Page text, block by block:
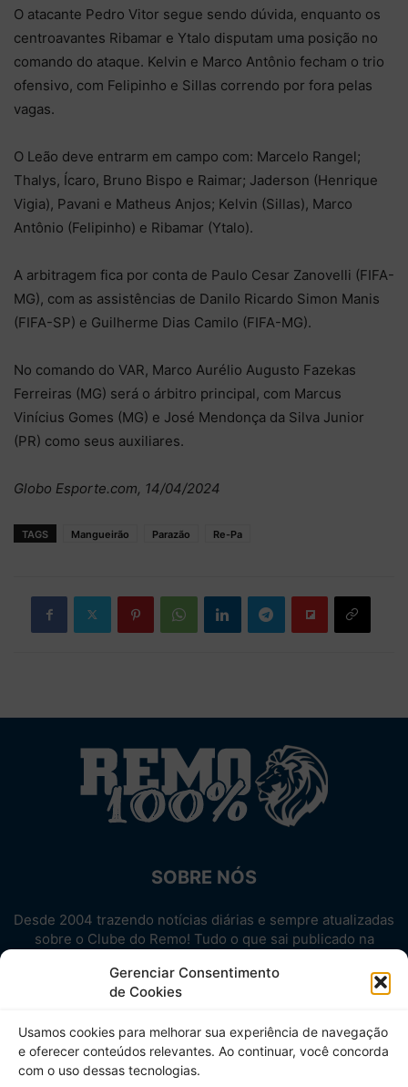
Gerenciar Consentimento
de Cookies
Usamos cookies para melhorar sua experiência de navegação
e oferecer conteúdos relevantes. Ao continuar, você concorda
com o uso dessas tecnologias.
O atacante Pedro Vitor segue sendo dúvida, enquanto os
centroavantes Ribamar e Ytalo disputam uma posição no
comando do ataque. Kelvin e Marco Antônio fecham o trio
ofensivo, com Felipinho e Sillas correndo por fora pelas
vagas.
O Leão deve entrarm em campo com: Marcelo Rangel;
Thalys, Ícaro, Bruno Bispo e Raimar; Jaderson (Henrique
Vigia), Pavani e Matheus Anjos; Kelvin (Sillas), Marco
Antônio (Felipinho) e Ribamar (Ytalo).
A arbitragem fica por conta de Paulo Cesar Zanovelli (FIFA-
MG), com as assistências de Danilo Ricardo Simon Manis
(FIFA-SP) e Guilherme Dias Camilo (FIFA-MG).
No comando do VAR, Marco Aurélio Augusto Fazekas
Ferreiras (MG) será o árbitro principal, com Marcus
Vinícius Gomes (MG) e José Mendonça da Silva Junior
(PR) como seus auxiliares.
Globo Esporte.com, 14/04/2024
TAGS Mangueirão Parazão Re-Pa
SOBRE NÓS
Desde 2004 trazendo notícias diárias e sempre atualizadas
sobre o Clube do Remo! Tudo o que sai publicado na
Aproveite! Site não-oficial.
SIGA-NOS